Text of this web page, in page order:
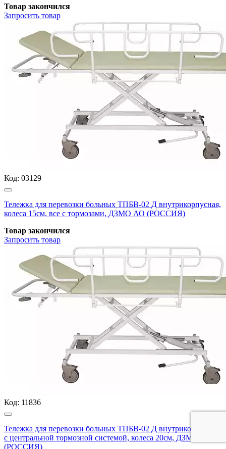
Товар закончился
Запросить товар
Код: 03129
Тележка для перевозки больных ТПБВ-02 Д внутрикорпусная,
колеса 15см, все с тормозами, ДЗМО АО (РОССИЯ)
Товар закончился
Запросить товар
Код: 11836
Тележка для перевозки больных ТПБВ-02 Д внутрикорпусная,
с центральной тормозной системой, колеса 20см, ДЗМО АО
(РОССИЯ)